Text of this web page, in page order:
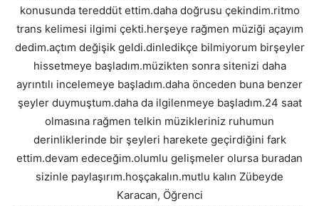
konusunda tereddüt ettim.daha doğrusu çekindim.ritmo
trans kelimesi ilgimi çekti.herşeye rağmen müziği açayım
dedim.açtım değişik geldi.dinledikçe bilmiyorum birşeyler
hissetmeye başladım.müzikten sonra sitenizi daha
ayrıntılı incelemeye başladım.daha önceden buna benzer
şeyler duymuştum.daha da ilgilenmeye başladım.24 saat
olmasına rağmen telkin müzikleriniz ruhumun
derinliklerinde bir şeyleri harekete geçirdiğini fark
ettim.devam edeceğim.olumlu gelişmeler olursa buradan
sizinle paylaşırım.hoşçakalın.mutlu kalın Zübeyde
Karacan, Öğrenci